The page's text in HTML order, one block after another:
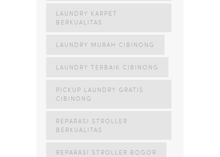
LAUNDRY KARPET
BERKUALITAS
LAUNDRY MURAH CIBINONG
LAUNDRY TERBAIK CIBINONG
PICKUP LAUNDRY GRATIS
CIBINONG
REPARASI STROLLER
BERKUALITAS
REPARASI STROLLER BOGOR